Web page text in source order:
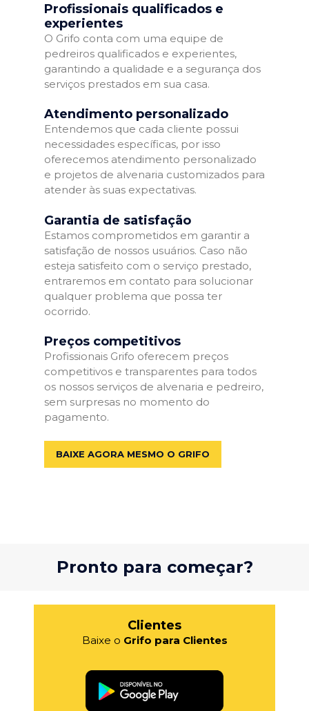
Profissionais qualificados e
experientes
O Grifo conta com uma equipe de
pedreiros qualificados e experientes,
garantindo a qualidade e a segurança dos
serviços prestados em sua casa.
Atendimento personalizado
Entendemos que cada cliente possui
necessidades específicas, por isso
oferecemos atendimento personalizado
e projetos de alvenaria customizados para
atender às suas expectativas.
Garantia de satisfação
Estamos comprometidos em garantir a
satisfação de nossos usuários. Caso não
esteja satisfeito com o serviço prestado,
entraremos em contato para solucionar
qualquer problema que possa ter
ocorrido.
Preços competitivos
Profissionais Grifo oferecem preços
competitivos e transparentes para todos
os nossos serviços de alvenaria e pedreiro,
sem surpresas no momento do
pagamento.
BAIXE AGORA MESMO O GRIFO
Pronto para começar?
Clientes
Baixe o Grifo para Clientes